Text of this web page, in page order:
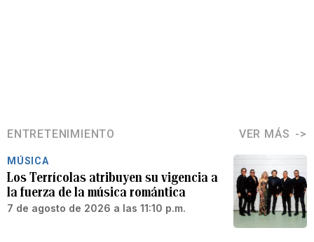
ENTRETENIMIENTO VER MÁS
MÚSICA
Los Terrícolas atribuyen su vigencia a
la fuerza de la música romántica
7 de agosto de 2026 a las 11:10 p.m.